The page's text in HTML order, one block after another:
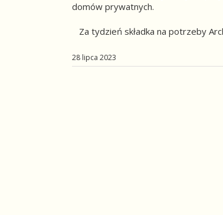
domów prywatnych.
Za tydzień składka na potrzeby
28 lipca 2023